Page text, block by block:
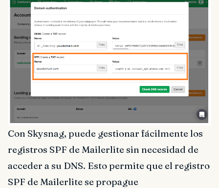
Con Skysnag, puede gestionar fácilmente los
registros SPF de Mailerlite sin necesidad de
acceder a su DNS. Esto permite que el registro
SPF de Mailerlite se propague